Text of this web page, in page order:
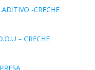
-CRECHE
– CRECHE